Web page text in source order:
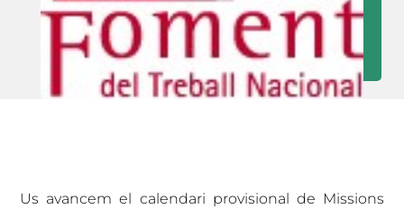
Us avancem el calendari provisional de Missions